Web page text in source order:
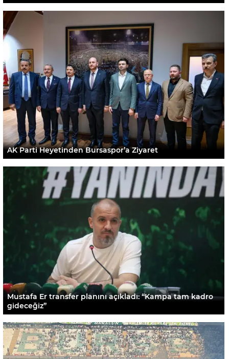
AK Parti Heyetinden Bursaspor’a Ziyaret
Mustafa Er transfer planını açıkladı: “Kampa tam kadro
gideceğiz”